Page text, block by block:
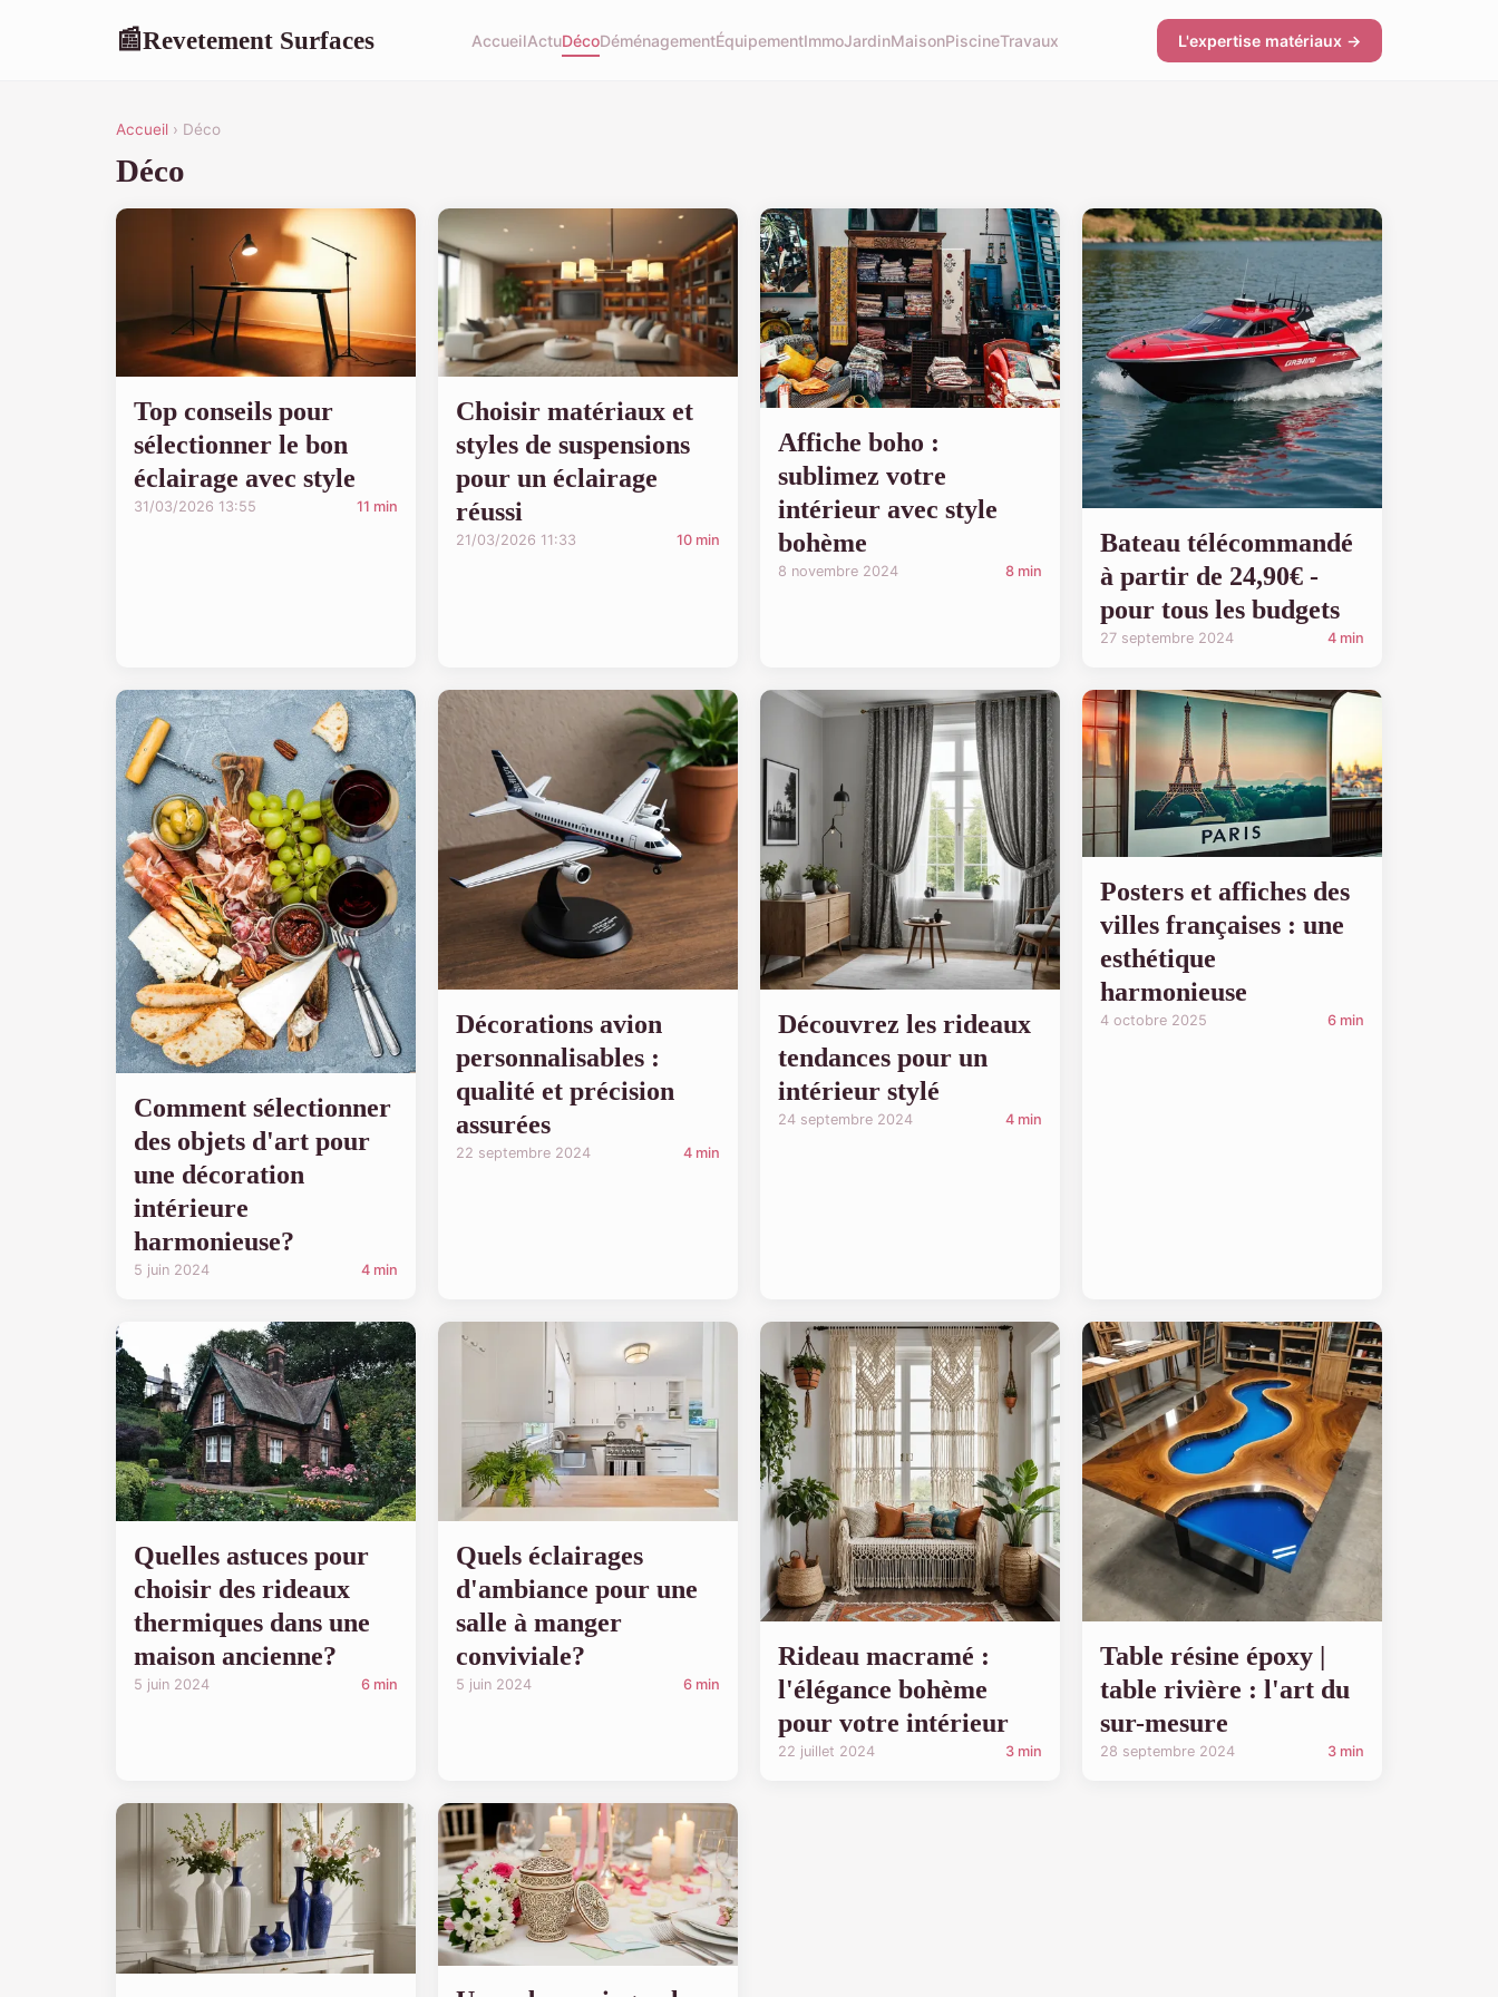
📰Revetement Surfaces AccueilActuDécoDéménagementÉquipementImmoJardinMaisonPiscineTravaux L'expertise matériaux →
Accueil › Déco
Déco
Top conseils pour
sélectionner le bon
éclairage avec style
31/03/2026 13:55 11 min
Choisir matériaux et
styles de suspensions
pour un éclairage
réussi
21/03/2026 11:33 10 min
Affiche boho :
sublimez votre
intérieur avec style
bohème
8 novembre 2024 8 min
Bateau télécommandé
à partir de 24,90€ -
pour tous les budgets
27 septembre 2024 4 min
Comment sélectionner
des objets d'art pour
une décoration
intérieure
harmonieuse?
5 juin 2024 4 min
Décorations avion
personnalisables :
qualité et précision
assurées
22 septembre 2024 4 min
Découvrez les rideaux
tendances pour un
intérieur stylé
24 septembre 2024 4 min
Posters et affiches des
villes françaises : une
esthétique
harmonieuse
4 octobre 2025 6 min
Quelles astuces pour
choisir des rideaux
thermiques dans une
maison ancienne?
5 juin 2024 6 min
Quels éclairages
d'ambiance pour une
salle à manger
conviviale?
5 juin 2024 6 min
Rideau macramé :
l'élégance bohème
pour votre intérieur
22 juillet 2024 3 min
Table résine époxy |
table rivière : l'art du
sur-mesure
28 septembre 2024 3 min